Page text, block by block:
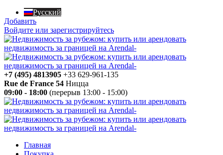
Русский
Добавить
Войдите или зарегистрируйтесь
+7 (495) 4813905 +33 629-961-135
Rue de France 54 Ницца
09:00 - 18:00 (перерыв 13:00 - 15:00)
Главная